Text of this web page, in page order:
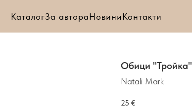
КаталогЗа автораНовиниКонтакти
Обици "Тройка"
Natali Mark
25 €